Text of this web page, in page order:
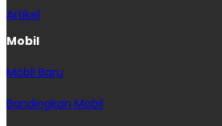
Artikel
Mobil
Mobil Baru
Bandingkan Mobil